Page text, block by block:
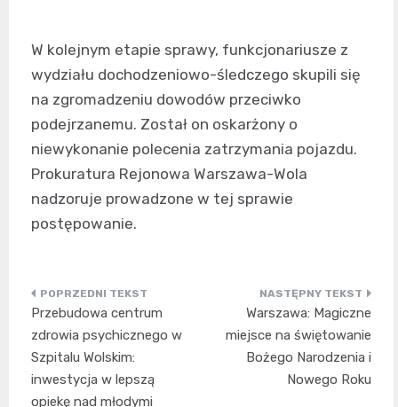
W kolejnym etapie sprawy, funkcjonariusze z
wydziału dochodzeniowo-śledczego skupili się
na zgromadzeniu dowodów przeciwko
podejrzanemu. Został on oskarżony o
niewykonanie polecenia zatrzymania pojazdu.
Prokuratura Rejonowa Warszawa-Wola
nadzoruje prowadzone w tej sprawie
postępowanie.
Nawigacja
wpisu
Przebudowa centrum
zdrowia psychicznego w
Szpitalu Wolskim:
inwestycja w lepszą
opiekę nad młodymi
Warszawa: Magiczne
miejsce na świętowanie
Bożego Narodzenia i
Nowego Roku